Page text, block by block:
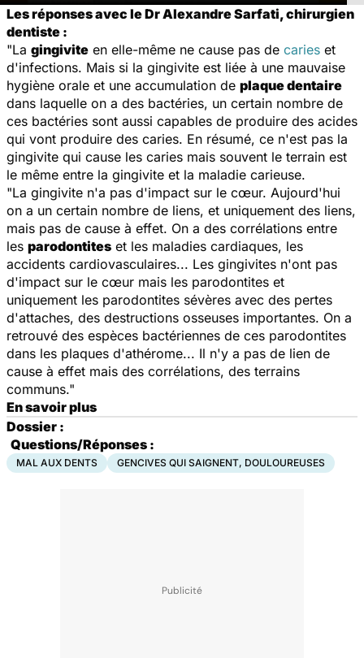
Les réponses avec le Dr Alexandre Sarfati, chirurgien
dentiste :
"La gingivite en elle-même ne cause pas de caries et
d'infections. Mais si la gingivite est liée à une mauvaise
hygiène orale et une accumulation de plaque dentaire
dans laquelle on a des bactéries, un certain nombre de
ces bactéries sont aussi capables de produire des acides
qui vont produire des caries. En résumé, ce n'est pas la
gingivite qui cause les caries mais souvent le terrain est
le même entre la gingivite et la maladie carieuse.
"La gingivite n'a pas d'impact sur le cœur. Aujourd'hui
on a un certain nombre de liens, et uniquement des liens,
mais pas de cause à effet. On a des corrélations entre
les parodontites et les maladies cardiaques, les
accidents cardiovasculaires... Les gingivites n'ont pas
d'impact sur le cœur mais les parodontites et
uniquement les parodontites sévères avec des pertes
d'attaches, des destructions osseuses importantes. On a
retrouvé des espèces bactériennes de ces parodontites
dans les plaques d'athérome... Il n'y a pas de lien de
cause à effet mais des corrélations, des terrains
communs."
En savoir plus
Dossier :
Questions/Réponses :
MAL AUX DENTS GENCIVES QUI SAIGNENT, DOULOUREUSES